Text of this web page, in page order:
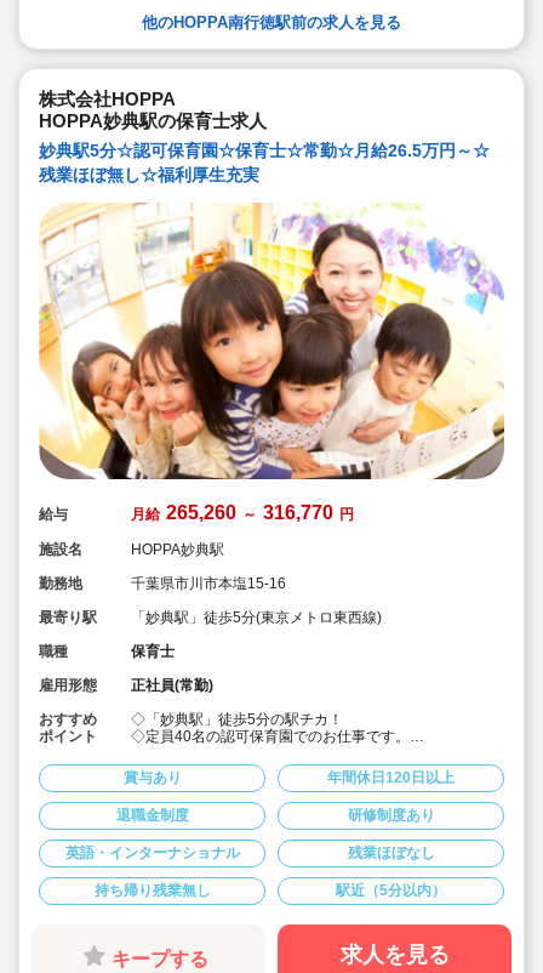
他のHOPPA南行徳駅前の求人を見る
株式会社HOPPA
HOPPA妙典駅の保育士求人
妙典駅5分☆認可保育園☆保育士☆常勤☆月給26.5万円～☆
残業ほぼ無し☆福利厚生充実
給与 月給 265,260 ～ 316,770 円
施設名
HOPPA妙典駅
勤務地
千葉県市川市本塩15-16
最寄り駅
「妙典駅」徒歩5分(東京メトロ東西線)
職種
保育士
雇用形態
正社員(常勤)
おすすめ
ポイント
◇「妙典駅」徒歩5分の駅チカ！
◇定員40名の認可保育園でのお仕事です。
◇保育士3年目で年収415万円など！給与が高水準♪
◇残業ほぼ無し＆持ち帰り仕事なし！
◇借上げ社宅利用可☆引っ越し代援助10万円 + 敷金礼金
の一定額補助あり♪
◇年間休日120日以上/有給休暇推進/時短勤務制度あり(お
子様が6年生になるまで)
◇男女問わず子育て参加できるよう、職員のための環境
作りに力を入れています◎
◇ネイティブ講師と一緒に、英語のお歌を歌ったり、英
語の絵本の読み聞かせに耳を傾けたり。生の英語にふれ
◇アットホームな保育園です。保育園を子ども達の笑顔
賞与あり 年間休日120日以上
退職金制度 研修制度あり
英語・インターナショナル 残業ほぼなし
持ち帰り残業無し 駅近（5分以内）
キープする 求人を見る